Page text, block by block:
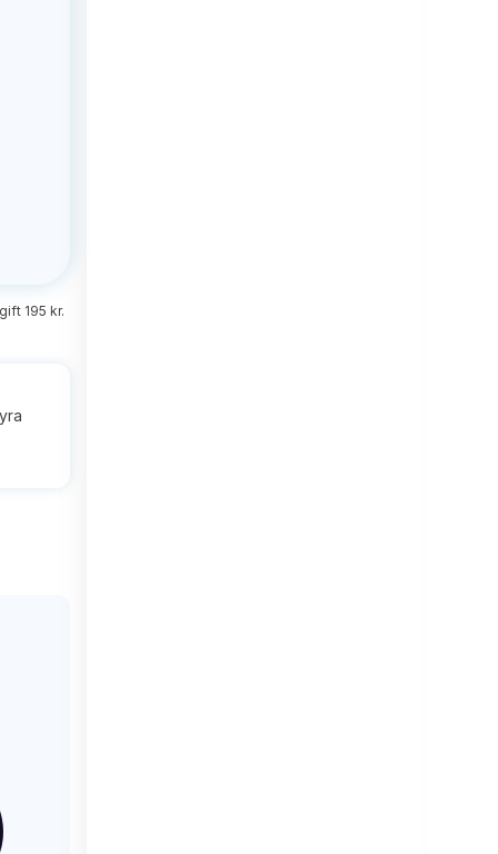
195 kr.